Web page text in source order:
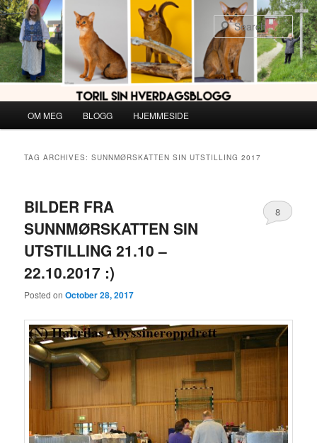
Skip
to
primary
content
Skip
to
secondary
content
OM MEG BLOGG HJEMMESIDE
TAG ARCHIVES:SUNNMØRSKATTEN SIN UTSTILLING 2017
BILDER FRA
SUNNMØRSKATTEN SIN
UTSTILLING 21.10 –
22.10.2017 :)
Posted onOctober 28, 2017
8